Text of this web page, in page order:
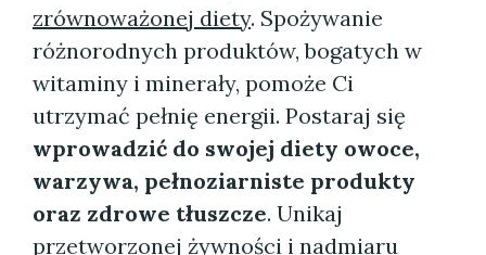
zrównoważonej diety. Spożywanie
różnorodnych produktów, bogatych w
witaminy i minerały, pomoże Ci
utrzymać pełnię energii. Postaraj się
wprowadzić do swojej diety owoce,
warzywa, pełnoziarniste produkty
oraz zdrowe tłuszcze. Unikaj
przetworzonej żywności i nadmiaru